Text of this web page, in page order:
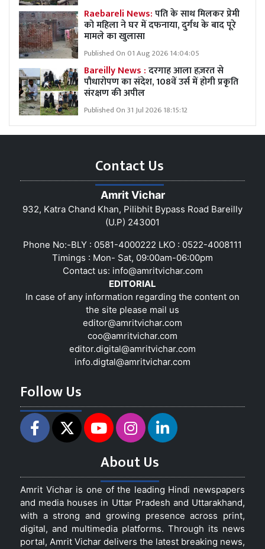
Raebareli News:पति के साथ मिलकर प्रेमी
को महिला ने घर में दफनाया, दुर्गध के बाद पूरे
मामले का खुलासा
Published On 01 Aug 2026 14:04:05
Bareilly News :दरगाह आला हज़रत से
पौधारोपण का संदेश, 108वें उर्स में होगी प्रकृति
संरक्षण की अपील
Published On 31 Jul 2026 18:15:12
Contact Us
Amrit Vichar
932, Katra Chand Khan, Pilibhit Bypass Road Bareilly
(U.P) 243001
Phone No:-BLY : 0581-4000222 LKO : 0522-4008111
Timings : Mon- Sat, 09:00am-06:00pm
Contact us: info@amritvichar.com
EDITORIAL
In case of any information regarding the content on
the site please mail us
editor@amritvichar.com
coo@amritvichar.com
editor.digital@amritvichar.com
info.digtal@amritvichar.com
Follow Us
About Us
Amrit Vichar is one of the leading Hindi newspapers
and media houses in Uttar Pradesh and Uttarakhand,
with a strong and growing presence across print,
digital, and multimedia platforms. Through its news
portal, Amrit Vichar delivers the latest breaking news,